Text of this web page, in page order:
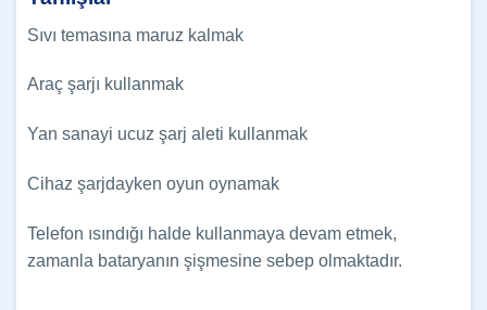
Sıvı temasına maruz kalmak
Araç şarjı kullanmak
Yan sanayi ucuz şarj aleti kullanmak
Cihaz şarjdayken oyun oynamak
Telefon ısındığı halde kullanmaya devam etmek,
zamanla bataryanın şişmesine sebep olmaktadır.